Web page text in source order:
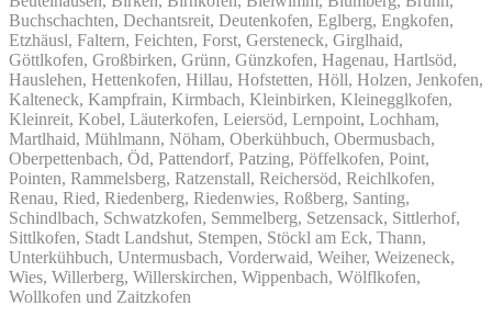
Buchschachten, Dechantsreit, Deutenkofen, Eglberg, Engkofen,
Etzhäusl, Faltern, Feichten, Forst, Gersteneck, Girglhaid,
Göttlkofen, Großbirken, Grünn, Günzkofen, Hagenau, Hartlsöd,
Hauslehen, Hettenkofen, Hillau, Hofstetten, Höll, Holzen, Jenkofen,
Kalteneck, Kampfrain, Kirmbach, Kleinbirken, Kleinegglkofen,
Kleinreit, Kobel, Läuterkofen, Leiersöd, Lernpoint, Lochham,
Martlhaid, Mühlmann, Nöham, Oberkühbuch, Obermusbach,
Oberpettenbach, Öd, Pattendorf, Patzing, Pöffelkofen, Point,
Pointen, Rammelsberg, Ratzenstall, Reichersöd, Reichlkofen,
Renau, Ried, Riedenberg, Riedenwies, Roßberg, Santing,
Schindlbach, Schwatzkofen, Semmelberg, Setzensack, Sittlerhof,
Sittlkofen, Stadt Landshut, Stempen, Stöckl am Eck, Thann,
Unterkühbuch, Untermusbach, Vorderwaid, Weiher, Weizeneck,
Wies, Willerberg, Willerskirchen, Wippenbach, Wölflkofen,
Wollkofen und Zaitzkofen